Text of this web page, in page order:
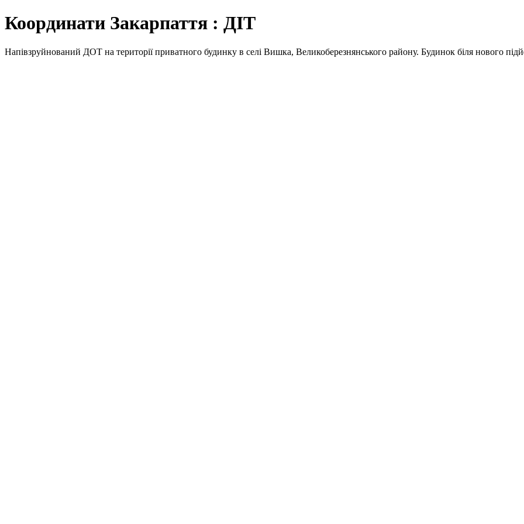
Координати Закарпаття : ДІТ
Напівзруйнований ДОТ на території приватного будинку в селі Вишка, Великоберезнянського району. Будинок біля нового